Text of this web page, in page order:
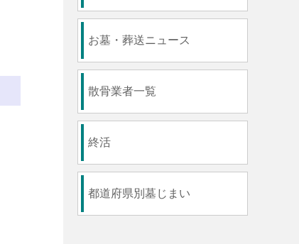
お墓・葬送ニュース
散骨業者一覧
終活
都道府県別墓じまい